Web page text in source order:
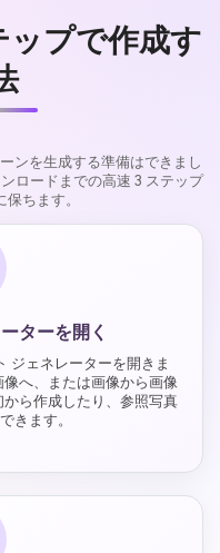
プで作成す
ンを生成する準備はできまし
ロードまでの高速 3 ステップ
ちます。
ターを開く
ジェネレーターを開きま
へ、または画像から画像
ら作成したり、参照写真
きます。